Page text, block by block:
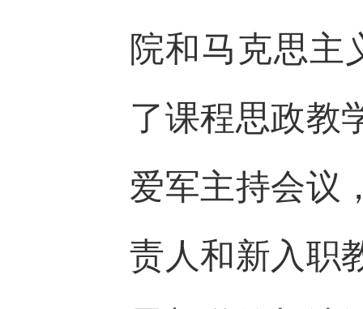
院和马克思主
了课程思政教
爱军主持会议
责人和新入职